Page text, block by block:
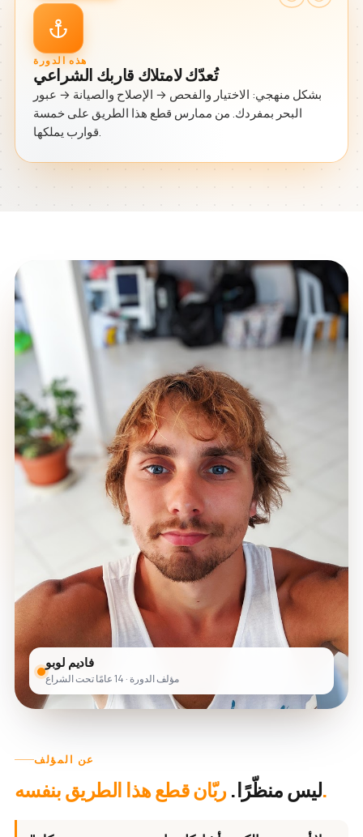
هذه الدورة
تُعدّك لامتلاك قاربك الشراعي
بشكل منهجي: الاختيار والفحص → الإصلاح والصيانة → عبور
البحر بمفردك. من ممارس قطع هذا الطريق على خمسة
فاديم لوبو
مؤلف الدورة · 14 عامًا تحت الشراع
عن المؤلف
ليس منظّرًا.ربّان قطع هذا الطريق بنفسه.